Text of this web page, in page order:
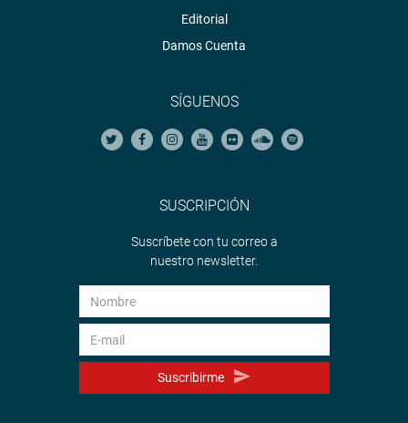
Editorial
Damos Cuenta
SÍGUENOS
SUSCRIPCIÓN
Suscríbete con tu correo a
nuestro newsletter.
Suscribirme